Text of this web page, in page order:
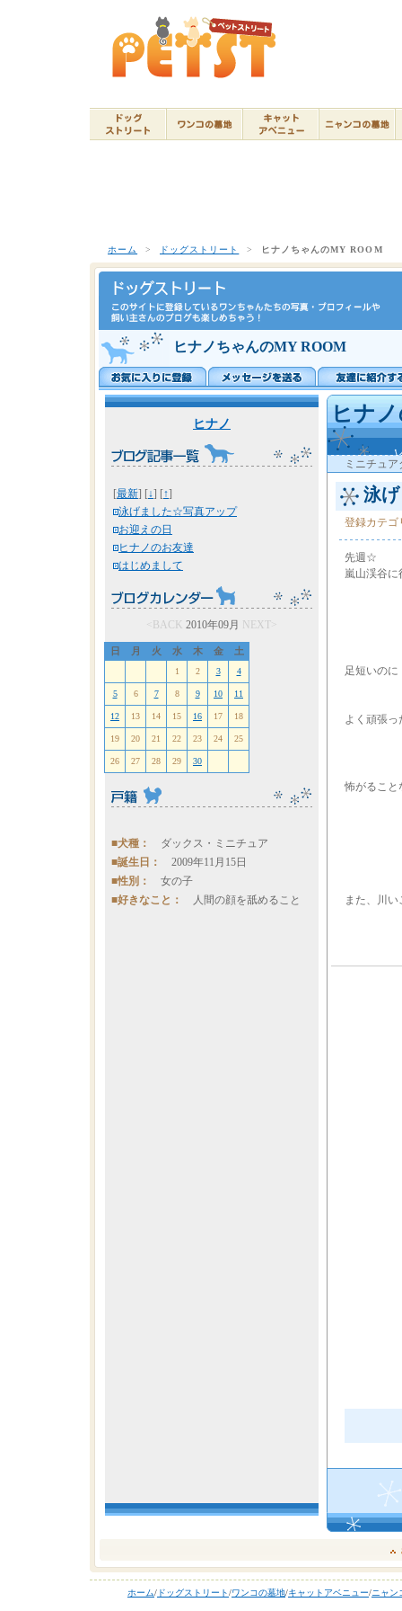
ホーム > ドッグストリート > ヒナノちゃんのMY ROOM
ヒナノちゃんのMY ROOM
ヒナノ
[最新] [↓] [↑]
泳げました☆写真アップ
お迎えの日
ヒナノのお友達
はじめまして
<BACK 2010年09月 NEXT>
日 月 火 水 木 金 土
1 2 3 4
5 6 7 8 9 10 11
12 13 14 15 16 17 18
19 20 21 22 23 24 25
26 27 28 29 30
■犬種： ダックス・ミニチュア
■誕生日： 2009年11月15日
■性別： 女の子
■好きなこと：
人間の顔を舐めること
ヒナ
ミニチュ
泳
登録カテゴ
先週☆
嵐山渓谷
足短いのに
よく頑張
怖がること
また、川
ホーム/ ドッグストリート/ワンコの墓地/キャットアベニュー/ニャン